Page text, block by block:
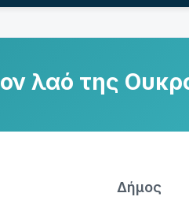
λαό της
Δήμος